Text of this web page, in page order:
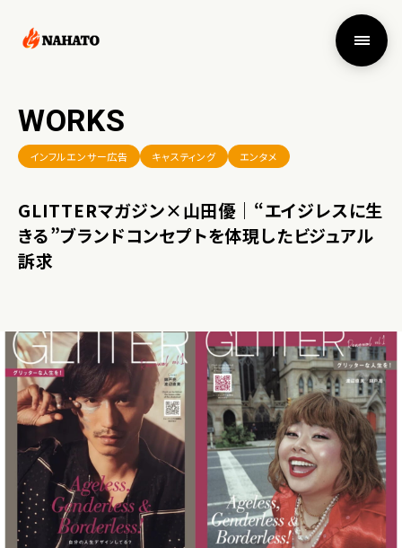
WORKS
インフルエンサー広告 キャスティング エンタメ
GLITTERマガジン×山田優｜“エイジレスに生
きる”ブランドコンセプトを体現したビジュアル
訴求